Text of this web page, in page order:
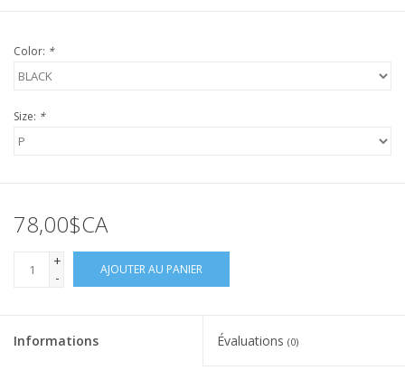
Color: *
Size: *
78,00$CA
+
-
AJOUTER AU PANIER
Informations Évaluations (0)